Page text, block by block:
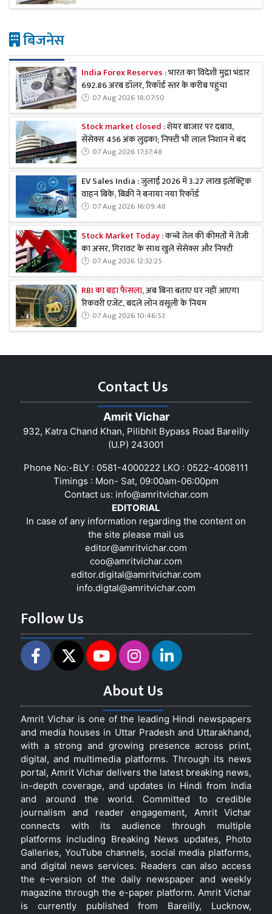
बिजनेस
India Forex Reserves :भारत का विदेशी मुद्रा भंडार
692.86 अरब डॉलर, रिकॉर्ड स्तर के करीब पहुंचा
07 Aug 2026 18:07:50
Stock market closed :शेयर बाजार पर दबाव,
सेंसेक्स 456 अंक लुढ़का; निफ्टी भी लाल निशान में बंद
07 Aug 2026 17:37:48
EV Sales India : जुलाई 2026 में 3.27 लाख इलेक्ट्रिक
वाहन बिके, बिक्री ने बनाया नया रिकॉर्ड
07 Aug 2026 16:09:48
Stock Market Today :कच्चे तेल की कीमतों में तेजी
का असर, गिरावट के साथ खुले सेंसेक्स और निफ्टी
07 Aug 2026 12:32:25
RBI का बड़ा फैसला,अब बिना बताए घर नहीं आएगा
रिकवरी एजेंट, बदले लोन वसूली के नियम
07 Aug 2026 10:46:53
Contact Us
Amrit Vichar
932, Katra Chand Khan, Pilibhit Bypass Road Bareilly
(U.P) 243001
Phone No:-BLY : 0581-4000222 LKO : 0522-4008111
Timings : Mon- Sat, 09:00am-06:00pm
Contact us: info@amritvichar.com
EDITORIAL
In case of any information regarding the content on
the site please mail us
editor@amritvichar.com
coo@amritvichar.com
editor.digital@amritvichar.com
info.digtal@amritvichar.com
Follow Us
About Us
Amrit Vichar is one of the leading Hindi newspapers
and media houses in Uttar Pradesh and Uttarakhand,
with a strong and growing presence across print,
digital, and multimedia platforms. Through its news
portal, Amrit Vichar delivers the latest breaking news,
in-depth coverage, and updates in Hindi from India
and around the world. Committed to credible
journalism and reader engagement, Amrit Vichar
connects with its audience through multiple
platforms including Breaking News updates, Photo
Galleries, YouTube channels, social media platforms,
and digital news services. Readers can also access
the e-version of the daily newspaper and weekly
magazine through the e-paper platform. Amrit Vichar
is currently published from Bareilly, Lucknow,